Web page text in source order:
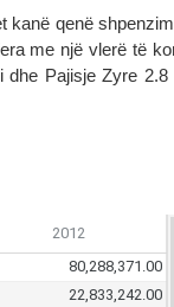
qenë
me një vlerë të
Pajisje Zyre